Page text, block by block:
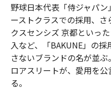
野球日本代表「侍ジャパ
ーストクラスでの採用、
クスセンシズ 京都といっ
入など、「BAKUNE」の
さないブランドの名が並
ロアスリートが、愛用を
る。